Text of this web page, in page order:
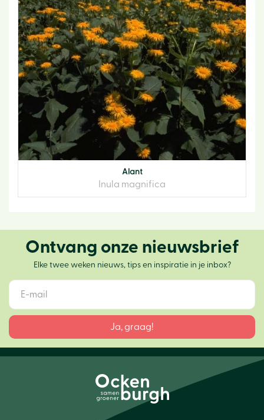
Alant
Inula magnifica
Ontvang onze nieuwsbrief
Elke twee weken nieuws, tips en inspiratie in je inbox?